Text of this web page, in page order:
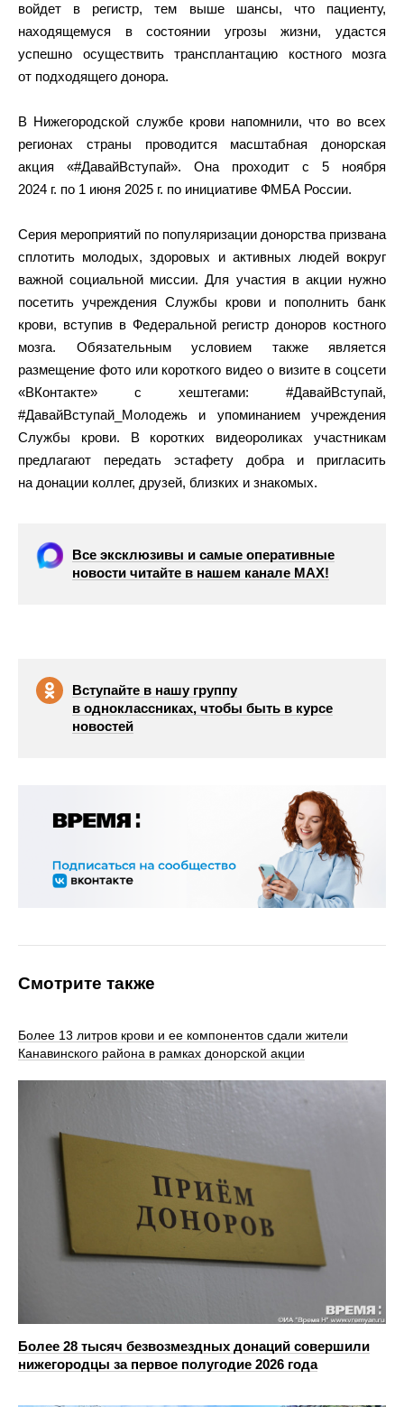
войдет в регистр, тем выше шансы, что пациенту,
находящемуся в состоянии угрозы жизни, удастся
успешно осуществить трансплантацию костного мозга
от подходящего донора.
В Нижегородской службе крови напомнили, что во всех
регионах страны проводится масштабная донорская
акция «#ДавайВступай». Она проходит с 5 ноября
2024 г. по 1 июня 2025 г. по инициативе ФМБА России.
Серия мероприятий по популяризации донорства призвана
сплотить молодых, здоровых и активных людей вокруг
важной социальной миссии. Для участия в акции нужно
посетить учреждения Службы крови и пополнить банк
крови, вступив в Федеральной регистр доноров костного
мозга. Обязательным условием также является
размещение фото или короткого видео о визите в соцсети
«ВКонтакте» с хештегами: #ДавайВступай,
#ДавайВступай_Молодежь и упоминанием учреждения
Службы крови. В коротких видеороликах участникам
предлагают передать эстафету добра и пригласить
на донации коллег, друзей, близких и знакомых.
Все эксклюзивы и самые оперативные
новости читайте в нашем канале МАХ!
Вступайте в нашу группу
в одноклассниках, чтобы быть в курсе
новостей
Смотрите также
Более 13 литров крови и ее компонентов сдали жители
Канавинского района в рамках донорской акции
Более 28 тысяч безвозмездных донаций совершили
нижегородцы за первое полугодие 2026 года